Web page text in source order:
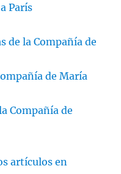
París
de la Compañía de
de María
Compañía de
artículos en